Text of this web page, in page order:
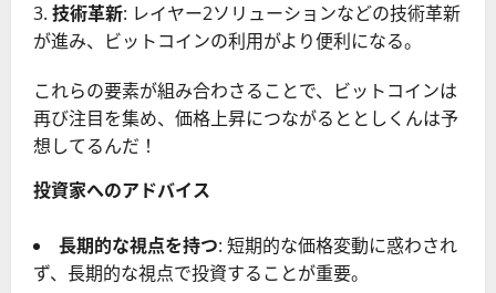
技術革新: レイヤー2ソリューションなどの技術革新
が進み、ビットコインの利用がより便利になる。
これらの要素が組み合わさることで、ビットコインは
再び注目を集め、価格上昇につながるととしくんは予
想してるんだ！
投資家へのアドバイス
長期的な視点を持つ: 短期的な価格変動に惑わされ
ず、長期的な視点で投資することが重要。